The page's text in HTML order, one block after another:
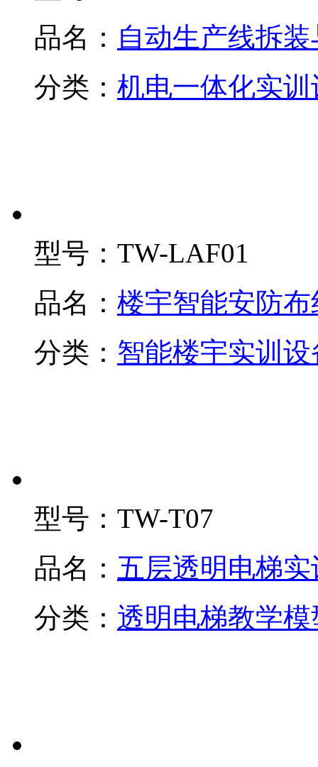
品名： 自动生产线拆
分类： 机电一体化实训
型号： TW-LAF01
品名： 楼宇智能安防
分类： 智能楼宇实训设
型号： TW-T07
品名： 五层透明电梯
分类： 透明电梯教学模